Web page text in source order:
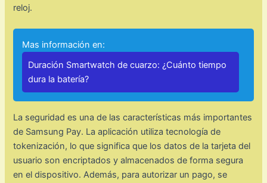
reloj.
Mas información en:
Duración Smartwatch de cuarzo: ¿Cuánto tiempo
dura la batería?
La seguridad es una de las características más importantes
de Samsung Pay. La aplicación utiliza tecnología de
tokenización, lo que significa que los datos de la tarjeta del
usuario son encriptados y almacenados de forma segura
en el dispositivo. Además, para autorizar un pago, se